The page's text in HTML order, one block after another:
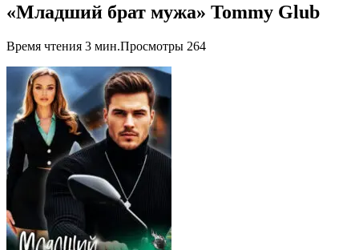
«Младший брат мужа» Tommy Glub
Время чтения 3 мин.Просмотры 264